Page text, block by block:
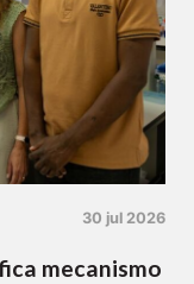
30 jul 2026
mecanismo